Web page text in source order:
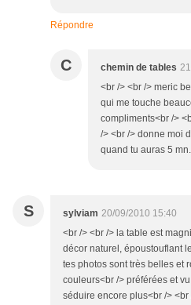
Répondre
C chemin de tables
<br /> <br /> meric
qui me touche
compliments<br />
/> <br /> donne moi
quand tu auras 5
S sylviam 20/09/2010 15:40
<br /> <br /> la table est
décor naturel, époustouflant
tes photos sont très belles et
couleurs<br /> préférées et
séduire encore plus<br />